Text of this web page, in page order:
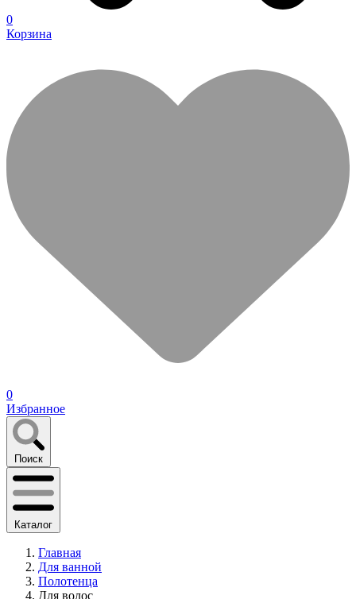
0
Корзина
0
Избранное
Поиск
Каталог
Главная
Для ванной
Полотенца
Для волос